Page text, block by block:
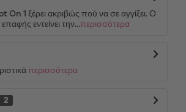
On 1 ξέρει ακριβώς πού να σε αγγίξει. Ο
εντείνει την...περισσότερα
περισσότερα
2